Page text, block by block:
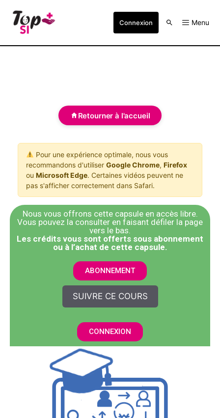
Connexion Menu
Retourner à l'accueil
Pour une expérience optimale, nous vous
recommandons d'utiliser Google Chrome, Firefox
ou Microsoft Edge. Certaines vidéos peuvent ne
pas s'afficher correctement dans Safari.
Nous vous offrons cette capsule en accès libre.
Vous pouvez la consulter en faisant défiler la page
vers le bas.
​Les crédits vous sont offerts sous abonnement
ou à l’achat de cette capsule.
ABONNEMENT
SUIVRE CE COURS
CONNEXION